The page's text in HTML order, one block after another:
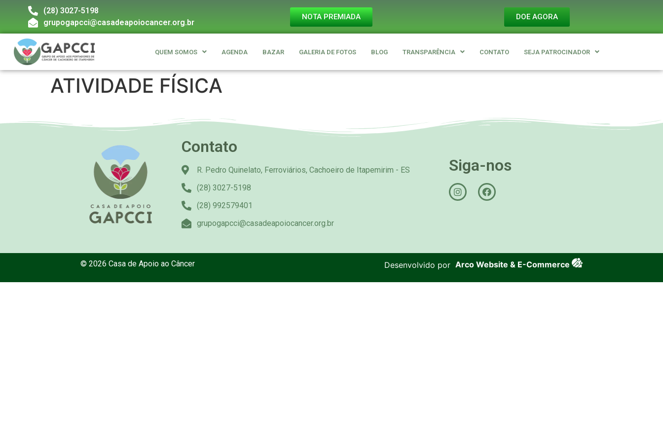
(28) 3027-5198
grupogapcci@casadeapoiocancer.org.br
NOTA PREMIADA DOE AGORA
QUEM SOMOS AGENDA BAZAR GALERIA DE FOTOS BLOG TRANSPARÊNCIA CONTATO SEJA PATROCINADOR
ATIVIDADE FÍSICA
Contato
R. Pedro Quinelato, Ferroviários, Cachoeiro de Itapemirim - ES
(28) 3027-5198
(28) 992579401
grupogapcci@casadeapoiocancer.org.br
Siga-nos
© 2026 Casa de Apoio ao Câncer Desenvolvido por Arco Website & E-Commerce